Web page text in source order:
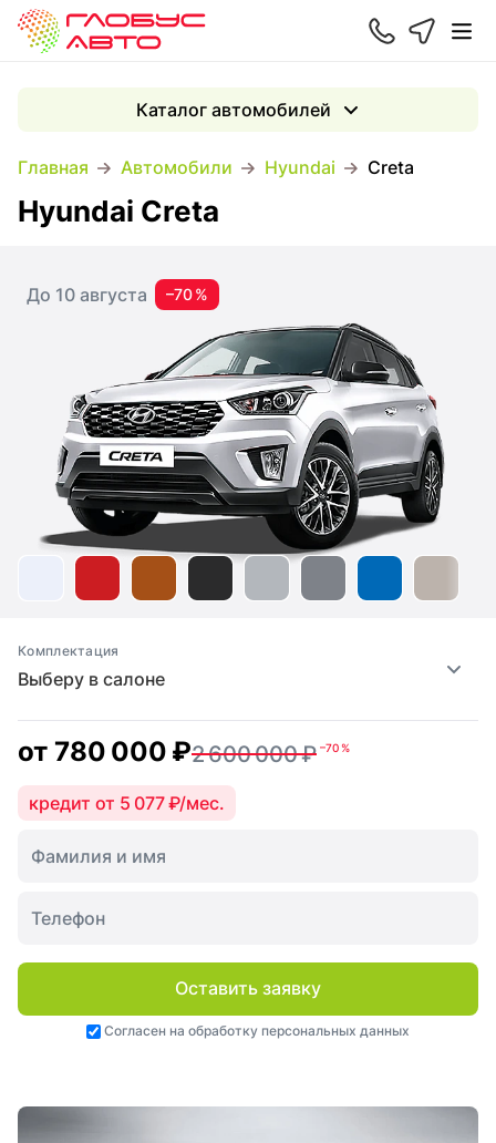
Главная Автомобили Hyundai Creta
Каталог автомобилей
Hyundai Creta
До 10 августа –70 %
Выберу в салоне
Комплектация
от 780 000 ₽2 600 000 ₽ –70 %
кредит от 5 077 ₽/мес.
Оставить заявку
Согласен на обработку персональных данных